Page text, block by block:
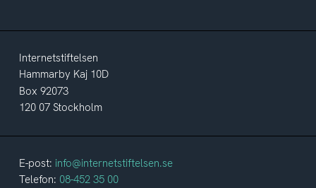
Internetstiftelsen
Hammarby Kaj 10D
Box 92073
120 07 Stockholm
E-post: info@internetstiftelsen.se
Telefon: 08-452 35 00